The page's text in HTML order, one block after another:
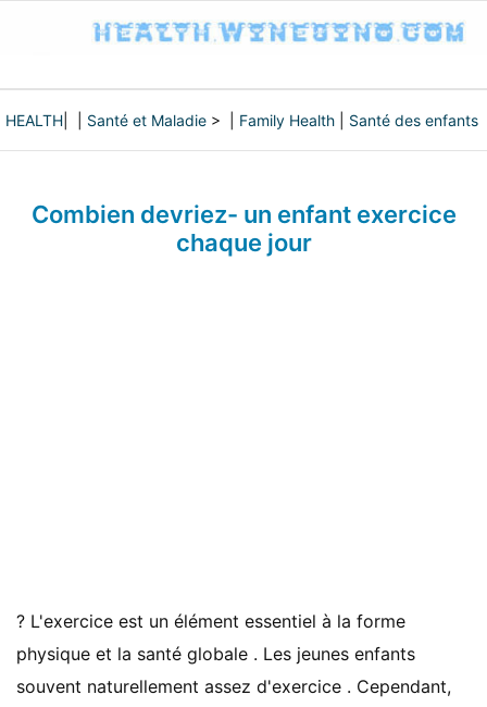
HEALTH Santé et Maladie > | Family Health Santé des enfants
Combien devriez- un enfant exercice
chaque jour
? L'exercice est un élément essentiel à la forme
physique et la santé globale . Les jeunes enfants
souvent naturellement assez d'exercice . Cependant,